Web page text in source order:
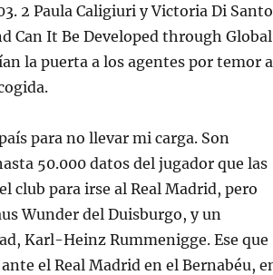
2 Paula Caligiuri y Victoria Di
Can It Be Developed through Global
la puerta a los agentes por temor a
para no llevar mi carga. Son
50.000 datos del jugador que las
club para irse al Real Madrid, pero
Wunder del Duisburgo, y un
Karl-Heinz Rummenigge. Ese que
el Real Madrid en el Bernabéu,